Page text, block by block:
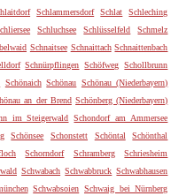
Schlammersdorf Schlat
Schleching
Schluchsee Schlüsselfeld
Schmelz
Schnaitsee Schnaittach Schnaittenbach
Schnürpflingen Schöfweg Schollbrunn
Schönaich Schönau Schönau (Niederbayern)
an der Brend Schönberg (Niederbayern)
im Steigerwald Schondorf am Ammersee
Schönsee Schonstett Schöntal
Schönthal
Schorndorf Schramberg
Schriesheim
Schwabach Schwabbruck Schwabhausen
Schwabsoien Schwaig bei Nürnberg